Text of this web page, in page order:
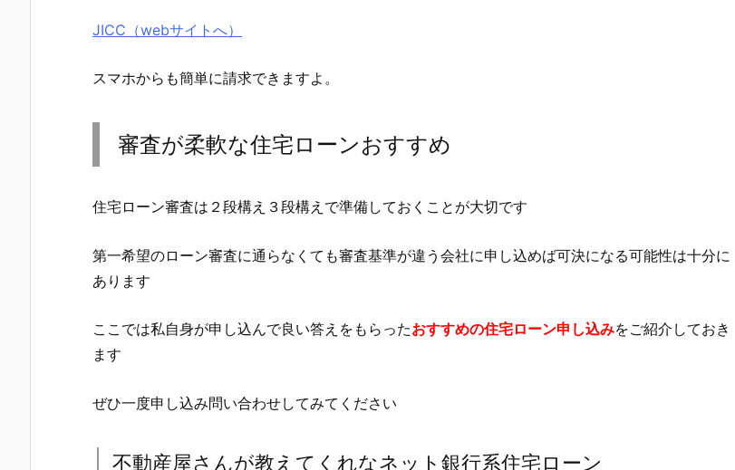
JICC（webサイトへ）
スマホからも簡単に請求できますよ。
審査が柔軟な住宅ローンおすすめ
住宅ローン審査は２段構え３段構えで準備しておくことが大切です
第一希望のローン審査に通らなくても審査基準が違う会社に申し込めば可決になる可能性は十分に
あります
ここでは私自身が申し込んで良い答えをもらったおすすめの住宅ローン申し込みをご紹介しておき
ます
ぜひ一度申し込み問い合わせしてみてください
不動産屋さんが教えてくれなネット銀行系住宅ローン